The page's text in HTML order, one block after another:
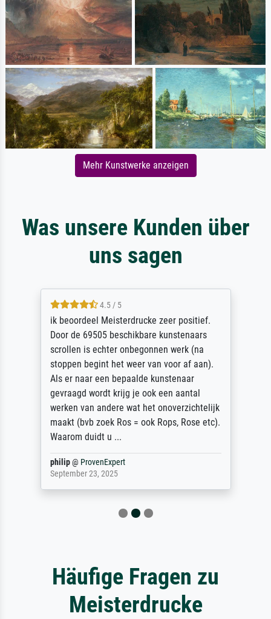
Mehr Kunstwerke anzeigen
Was unsere Kunden über
uns sagen
4.5 / 5
ik beoordeel Meisterdrucke zeer positief.
Door de 69505 beschikbare kunstenaars
scrollen is echter onbegonnen werk (na
stoppen begint het weer van voor af aan).
Als er naar een bepaalde kunstenaar
gevraagd wordt krijg je ook een aantal
werken van andere wat het onoverzichtelijk
maakt (bvb zoek Ros = ook Rops, Rose etc).
Waarom duidt u ...
philip@ ProvenExpert
September 23, 2025
Häufige Fragen zu
Meisterdrucke